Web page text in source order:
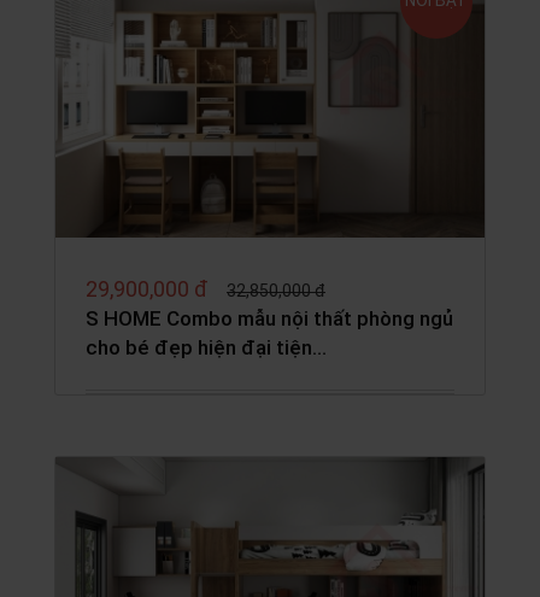
29,900,000 đ 32,850,000 đ
S HOME Combo mẫu nội thất phòng ngủ
cho bé đẹp hiện đại tiện…